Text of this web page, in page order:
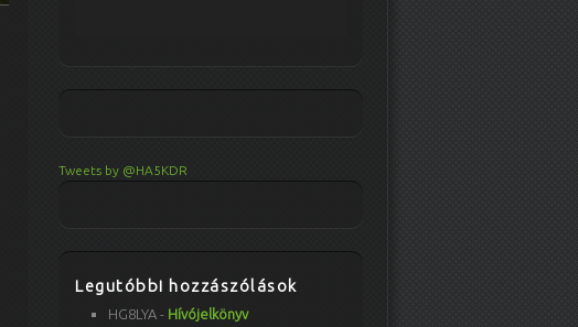
Tweets by @HA5KDR
Legutóbbi hozzászólások
HG8LYA - Hívójelkönyv